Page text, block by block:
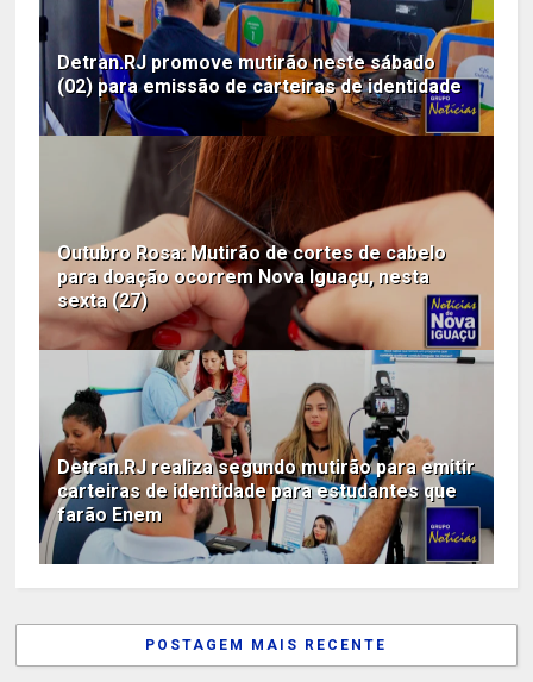
Detran.RJ promove mutirão neste sábado
(02) para emissão de carteiras de identidade
Outubro Rosa: Mutirão de cortes de cabelo
para doação ocorrem Nova Iguaçu, nesta
sexta (27)
Detran.RJ realiza segundo mutirão para emitir
carteiras de identidade para estudantes que
farão Enem
POSTAGEM MAIS RECENTE